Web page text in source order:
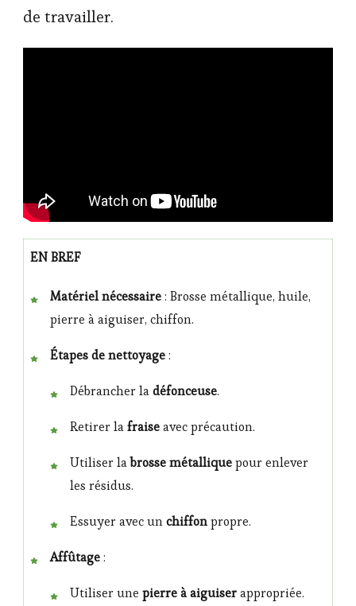
de travailler.
EN BREF
Matériel nécessaire: Brosse métallique, huile,
pierre à aiguiser, chiffon.
Étapes de nettoyage:
Débrancher ladéfonceuse.
Retirer lafraiseavec précaution.
Utiliser labrosse métalliquepour enlever
les résidus.
Essuyer avec unchiffonpropre.
Affûtage:
Utiliser une pierre à aiguiserappropriée.